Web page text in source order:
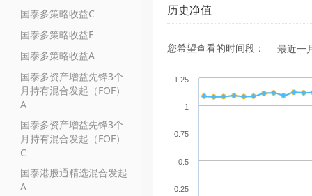
国泰多策略收益C
国泰多策略收益E
国泰多策略收益A
国泰多资产增益先锋3个
月持有混合发起（FOF）
A
国泰多资产增益先锋3个
月持有混合发起（FOF）
C
国泰港股通精选混合发起
A
历史净值
您希望查看的时间段：
0.25
0.5
0.75
1
1.25